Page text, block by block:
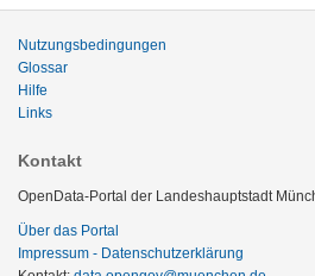
Nutzungsbedingungen
Glossar
Hilfe
Links
Kontakt
OpenData-Portal der Landeshauptstadt
Über das Portal
Impressum - Datenschutzerklärung